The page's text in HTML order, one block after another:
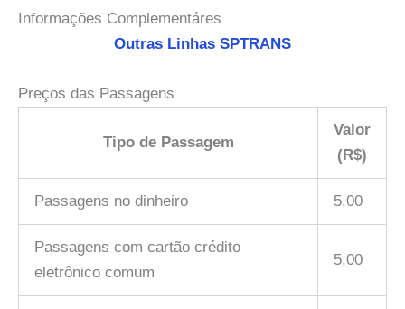
Informações Complementáres
Outras Linhas SPTRANS
Preços das Passagens
Tipo de Passagem
Valor
(R$)
Passagens no dinheiro 5,00
Passagens com cartão crédito
eletrônico comum
5,00